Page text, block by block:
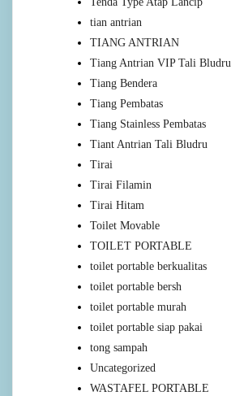
tian antrian
TIANG ANTRIAN
Tiang Antrian VIP Tali Bludru
Tiang Bendera
Tiang Pembatas
Tiang Stainless Pembatas
Tiant Antrian Tali Bludru
Tirai
Tirai Filamin
Tirai Hitam
Toilet Movable
TOILET PORTABLE
toilet portable berkualitas
toilet portable bersh
toilet portable murah
toilet portable siap pakai
tong sampah
Uncategorized
WASTAFEL PORTABLE